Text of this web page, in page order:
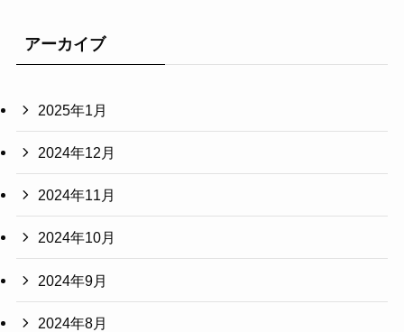
アーカイブ
2025年1月
2024年12月
2024年11月
2024年10月
2024年9月
2024年8月